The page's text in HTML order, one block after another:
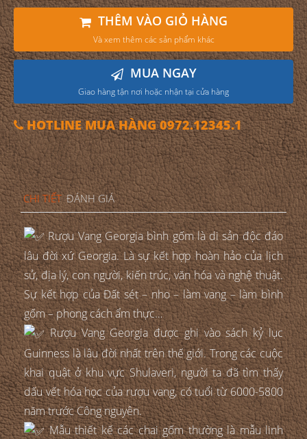
THÊM VÀO GIỎ HÀNG
Và xem thêm các sản phẩm khác
MUA NGAY
Giao hàng tận nơi hoặc nhận tại cửa hàng
HOTLINE MUA HÀNG 0972.12345.1
CHI TIẾT ĐÁNH GIÁ
Rượu Vang Georgia bình gốm là di sản độc đáo
lâu đời xứ Georgia. Là sự kết hợp hoàn hảo của lịch
sử, địa lý, con người, kiến trúc, văn hóa và nghệ thuật.
Sự kết hợp của Đất sét – nho – làm vang – làm bình
gốm – phong cách ẩm thực…
Rượu Vang Georgia được ghi vào sách kỷ lục
Guinness là lâu đời nhất trên thế giới. Trong các cuộc
khai quật ở khu vực Shulaveri, người ta đã tìm thấy
dấu vết hóa học của rượu vang, có tuổi từ 6000-5800
năm trước Công nguyên.
Mẫu thiết kế các chai gốm thường là mẫu linh